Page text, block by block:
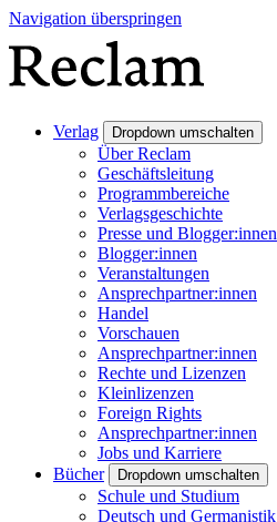
Navigation überspringen
Verlag Dropdown umschalten
Über Reclam
Geschäftsleitung
Programmbereiche
Verlagsgeschichte
Presse und Blogger:innen
Blogger:innen
Veranstaltungen
Ansprechpartner:innen
Handel
Vorschauen
Ansprechpartner:innen
Rechte und Lizenzen
Kleinlizenzen
Foreign Rights
Ansprechpartner:innen
Jobs und Karriere
Bücher
Dropdown umschalten
Schule und Studium
Deutsch und Germanistik